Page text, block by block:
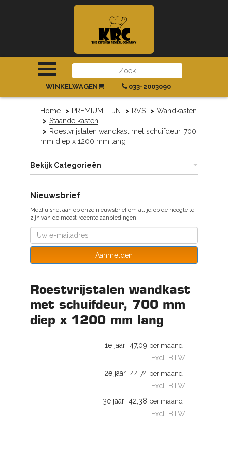
INLOGGEN|REGISTREREN
033-2003090
WINKELWAGEN
Home PREMIUM-LIJN RVS
Wandkasten
Staande kasten
Roestvrijstalen wandkast met schuifdeur, 700
mm diep x 1200 mm lang
Bekijk Categorieën
Nieuwsbrief
Meld u snel aan op onze nieuwsbrief om altijd op de hoogte te
zijn van de meest recente aanbiedingen.
Aanmelden
Roestvrijstalen wandkast
met schuifdeur, 700 mm
diep x 1200 mm lang
1e jaar 47,09 per maand
Excl. BTW
2e jaar 44,74 per maand
Excl. BTW
3e jaar 42,38 per maand
Excl. BTW